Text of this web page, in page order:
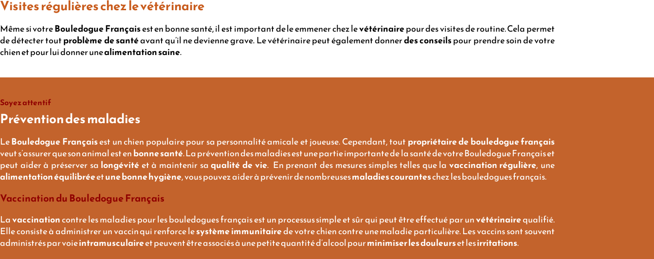
Visites régulières chez le vétérinaire
Même si votreBouledogue Françaisest en bonne santé, il est important de le emmener chez levétérinairepour des visites de routine. Cela permet
de détecter toutproblème de santéavant qu’il ne devienne grave. Le vétérinaire peut également donnerdes conseilspour prendre soin de votre
chien et pour lui donner unealimentation saine.
Soyez attentif
Prévention des maladies
LeBouledogue Françaisest un chien populaire pour sa personnalité amicale et joueuse. Cependant, tout propriétaire de bouledogue français
veut s’assurer que son animal est enbonne santé. La prévention des maladies est une partie importante de la santé de votre Bouledogue Français et
peut aider à préserver sa longévitéet à maintenir saqualité de vie. En prenant des mesures simples telles que la vaccination régulière, une
alimentation équilibréeetune bonne hygiène, vous pouvez aider à prévenir de nombreusesmaladies couranteschez les bouledogues français.
Vaccination du Bouledogue Français
Lavaccinationcontre les maladies pour les bouledogues français est un processus simple et sûr qui peut être effectué par unvétérinairequalifié.
Elle consiste à administrer un vaccin qui renforce lesystème immunitairede votre chien contre une maladie particulière. Les vaccins sont souvent
administrés par voieintramusculaireet peuvent être associés à une petite quantité d’alcool pourminimiser les douleurset lesirritations.